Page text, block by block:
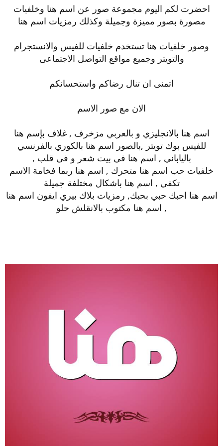
احضرت لكم اليوم مجموعة صور عن اسم هنا وخلفيات
مصورة بصور مميزة وجميلة وكذلك رمزيات اسم هنا
وصور خلفيات هنا تستخدم خلفيات للفيس والانستجرام
والتويتر وجميع مواقع التواصل الاجتماعى
اتمنى ان تنال رضاكم واستحسانكم
الان مع صور الاسم
اسم هنا بالانجليزي و بالعربي مزخرف , غلاف بإسم هنا
للفيس بوك تويتر ,بالصور اسم هنا بالكوري بالفرنسي
بالياباني , اسم هنا في بيت شعر و في قلب ,
خلفيات حب اسم هنا متحرك , اسم هنا ربما فخامة الاسم
تكفي , اسم هنا باشكال مختلفة جميلة
اسم هنا احبك حبي بحبك, رمزيات بلاك بيري ايفون اسم هنا
, اسم هنا مكتوب بالانقلش حلو